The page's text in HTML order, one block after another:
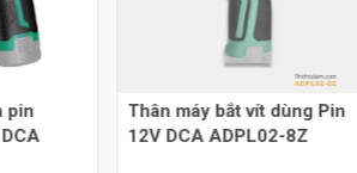
pin
Thân máy bắt vít dùng Pin
12V DCA ADPL02-8Z